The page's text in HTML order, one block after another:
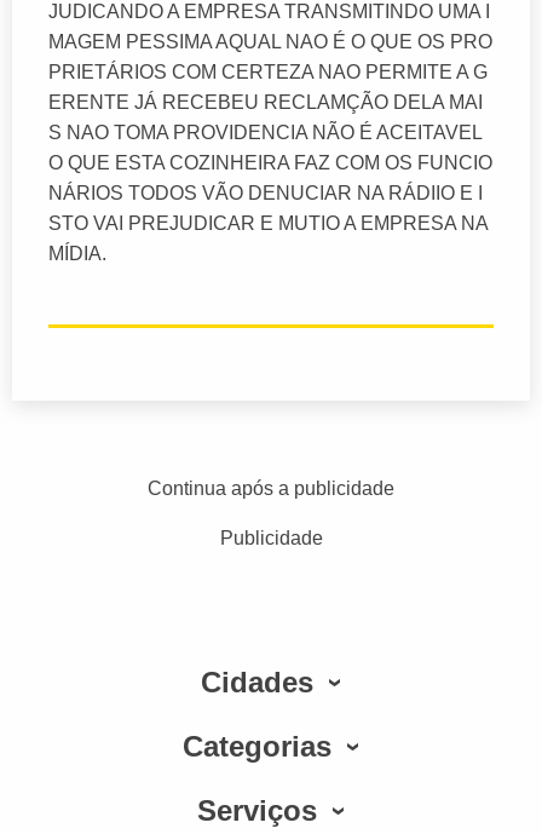
JUDICANDO A EMPRESA TRANSMITINDO UMA I
MAGEM PESSIMA AQUAL NAO É O QUE OS PRO
PRIETÁRIOS COM CERTEZA NAO PERMITE A G
ERENTE JÁ RECEBEU RECLAMÇÃO DELA MAI
S NAO TOMA PROVIDENCIA NÃO É ACEITAVEL
O QUE ESTA COZINHEIRA FAZ COM OS FUNCIO
NÁRIOS TODOS VÃO DENUCIAR NA RÁDIIO E I
STO VAI PREJUDICAR E MUTIO A EMPRESA NA
MÍDIA.
Continua após a publicidade
Publicidade
Cidades
Categorias
Serviços